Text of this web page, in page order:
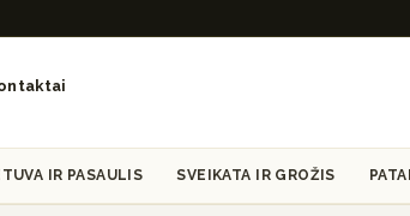
IR PASAULIS SVEIKATA IR GROŽIS